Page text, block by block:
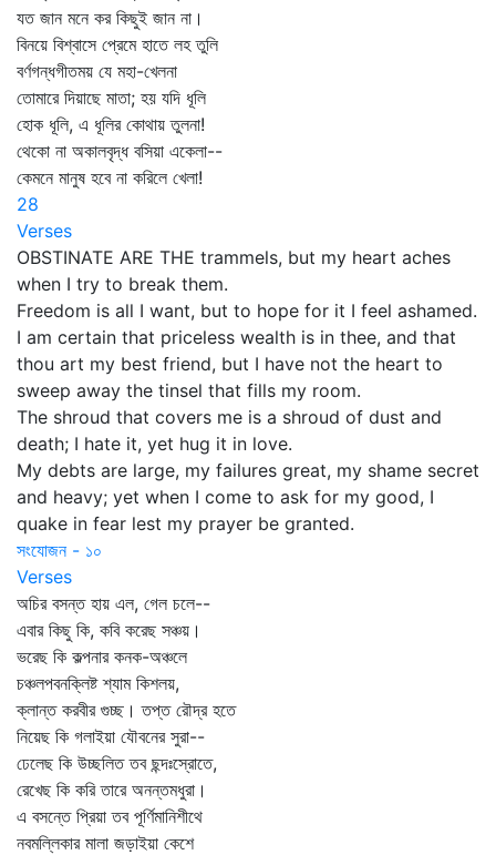
যত জান মনে কর কিছুই জান না।
বিনয়ে বিশ্বাসে প্রেমে হাতে লহ তুলি
বর্ণগন্ধগীতময় যে মহা-খেলনা
তোমারে দিয়াছে মাতা; হয় যদি ধূলি
হোক ধূলি, এ ধূলির কোথায় তুলনা!
থেকো না অকালবৃদ্ধ বসিয়া একেলা--
কেমনে মানুষ হবে না করিলে খেলা!
28
Verses
OBSTINATE ARE THE trammels, but my heart aches
when I try to break them.
Freedom is all I want, but to hope for it I feel ashamed.
I am certain that priceless wealth is in thee, and that
thou art my best friend, but I have not the heart to
sweep away the tinsel that fills my room.
The shroud that covers me is a shroud of dust and
death; I hate it, yet hug it in love.
My debts are large, my failures great, my shame secret
and heavy; yet when I come to ask for my good, I
quake in fear lest my prayer be granted.
সংযোজন - ১০
Verses
অচির বসন্ত হায় এল, গেল চলে--
এবার কিছু কি, কবি করেছ সঞ্চয়।
ভরেছ কি কল্পনার কনক-অঞ্চলে
চঞ্চলপবনক্লিষ্ট শ্যাম কিশলয়,
ক্লান্ত করবীর গুচ্ছ। তপ্ত রৌদ্র হতে
নিয়েছ কি গলাইয়া যৌবনের সুরা--
ঢেলেছ কি উচ্ছলিত তব ছন্দঃস্রোতে,
রেখেছ কি করি তারে অনন্তমধুরা।
এ বসন্তে প্রিয়া তব পূর্ণিমানিশীথে
নবমল্লিকার মালা জড়াইয়া কেশে